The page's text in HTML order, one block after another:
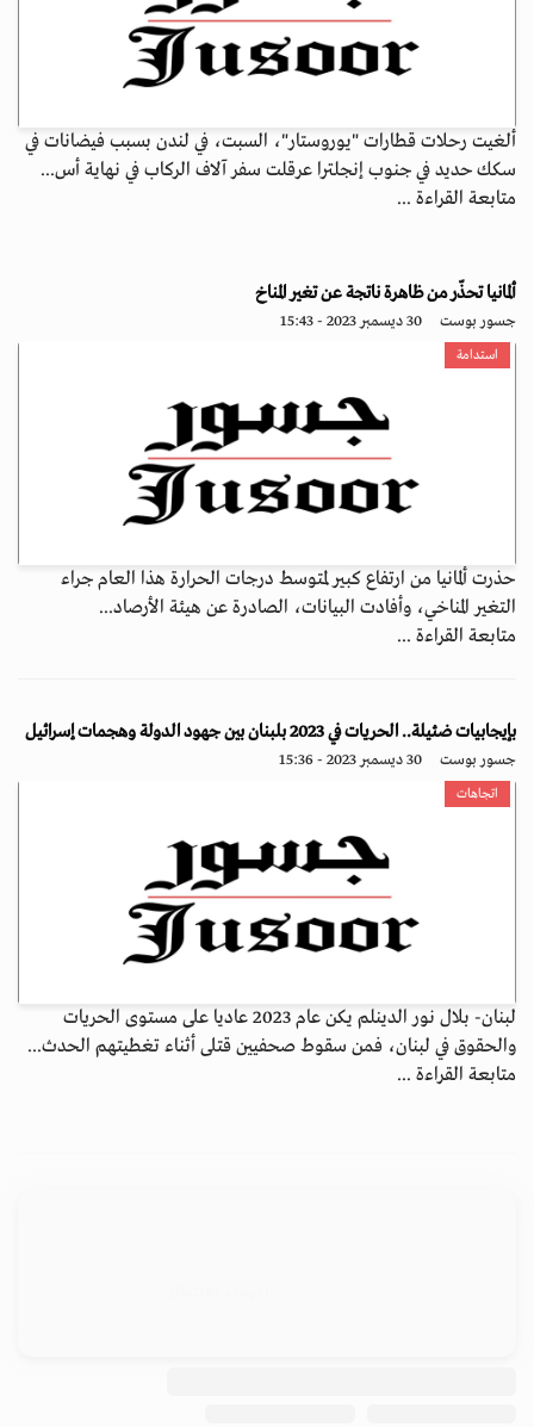
ألغيت رحلات قطارات "يوروستار"، السبت، في لندن بسبب فيضانات في
سكك حديد في جنوب إنجلترا عرقلت سفر آلاف الركاب في نهاية أس...
متابعة القراءة ...
ألمانيا تحذّر من ظاهرة ناتجة عن تغير المناخ
جسور بوست 30 ديسمبر 2023 - 15:43
استدامة
حذرت ألمانيا من ارتفاع كبير لمتوسط درجات الحرارة هذا العام جراء
التغير المناخي، وأفادت البيانات، الصادرة عن هيئة الأرصاد...
متابعة القراءة ...
بإيجابيات ضئيلة.. الحريات في 2023 بلبنان بين جهود الدولة وهجمات إسرائيل
جسور بوست 30 ديسمبر 2023 - 15:36
اتجاهات
لبنان- بلال نور الدينلم يكن عام 2023 عاديا على مستوى الحريات
والحقوق في لبنان، فمن سقوط صحفيين قتلى أثناء تغطيتهم الحدث...
متابعة القراءة ...